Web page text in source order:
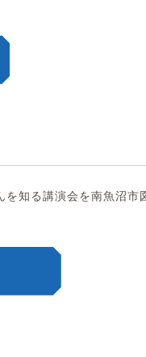
を知る講演会を南魚沼市